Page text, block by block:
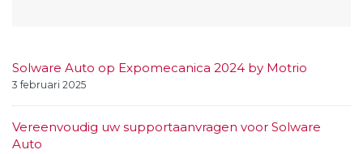
Solware Auto op Expomecanica 2024 by Motrio
3 februari 2025
Vereenvoudig uw supportaanvragen voor Solware
Auto